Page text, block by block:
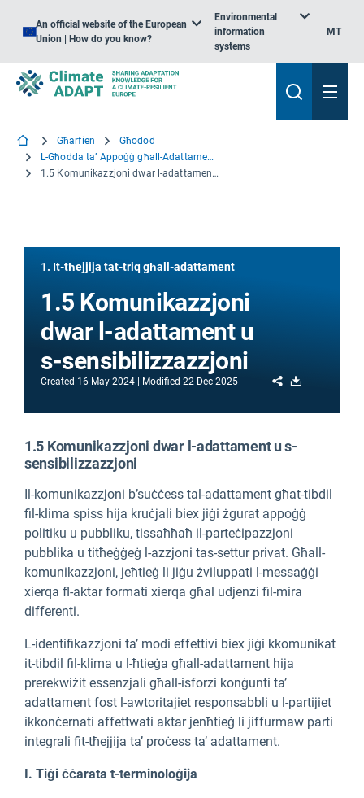
An official website of the European
Union | How do you know?
Environmental
information
systems
MT
Għarfien
Għodod
L-Għodda ta’ Appoġġ għall-Adattament – Nibdew
1.5 Komunikazzjoni dwar l-adattament u s-sensibilizzazzjoni
1. It-tħejjija tat-triq għall-adattament
1.5 Komunikazzjoni
dwar l-adattament u
s-sensibilizzazzjoni
Created 16 May 2024 Modified 22 Dec 2025 Share
1.5 Komunikazzjoni dwar l-adattament u s-
sensibilizzazzjoni
Il-komunikazzjoni b’suċċess tal-adattament għat-tibdil
fil-klima spiss hija kruċjali biex jiġi żgurat appoġġ
politiku u pubbliku, tissaħħaħ il-parteċipazzjoni
pubblika u titħeġġeġ l-azzjoni tas-settur privat. Għall-
komunikazzjoni, jeħtieġ li jiġu żviluppati l-messaġġi
xierqa fl-aktar formati xierqa għal udjenzi fil-mira
differenti.
L-identifikazzjoni ta’ modi effettivi biex jiġi kkomunikat
it-tibdil fil-klima u l-ħtieġa għall-adattament hija
prerekwiżit essenzjali għall-isforzi konġunti ta’
adattament fost l-awtoritajiet responsabbli u l-partijiet
ikkonċernati affettwati aktar jenħtieġ li jiffurmaw parti
integrali fit-tħejjija ta’ proċess ta’ adattament.
I. Tiġi ċċarata t-terminoloġija